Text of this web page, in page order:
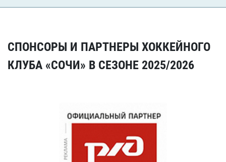
СПОНСОРЫ И ПАРТНЕРЫ ХОККЕЙНОГО
КЛУБА «СОЧИ» В СЕЗОНЕ 2025/2026